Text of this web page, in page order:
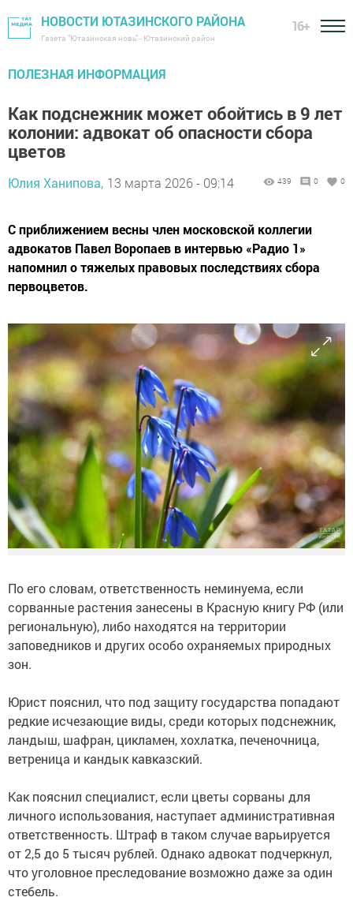
НОВОСТИ ЮТАЗИНСКОГО РАЙОНА
Газета "Ютазинская новь" - Ютазинский район
16+
ПОЛЕЗНАЯ ИНФОРМАЦИЯ
Как подснежник может обойтись в 9 лет
колонии: адвокат об опасности сбора
цветов
Юлия Ханипова, 13 марта 2026 - 09:14 439 0 0
С приближением весны член московской коллегии
адвокатов Павел Воропаев в интервью «Радио 1»
напомнил о тяжелых правовых последствиях сбора
первоцветов.
По его словам, ответственность неминуема, если
сорванные растения занесены в Красную книгу РФ (или
региональную), либо находятся на территории
заповедников и других особо охраняемых природных
зон.
Юрист пояснил, что под защиту государства попадают
редкие исчезающие виды, среди которых подснежник,
ландыш, шафран, цикламен, хохлатка, печеночница,
ветреница и кандык кавказский.
Как пояснил специалист, если цветы сорваны для
личного использования, наступает административная
ответственность. Штраф в таком случае варьируется
от 2,5 до 5 тысяч рублей. Однако адвокат подчеркнул,
что уголовное преследование возможно даже за один
стебель.